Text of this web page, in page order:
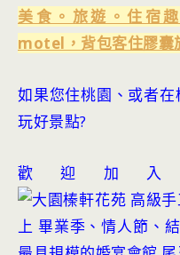
美食。旅遊。住宿
motel，背包客住膠囊
如果您住桃園、或者
玩好景點?
歡迎加